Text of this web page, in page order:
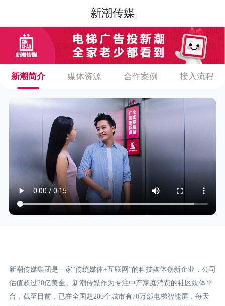
新潮传媒
新潮简介 媒体资源 合作案例 接入流程
新潮传媒集团是一家“传统媒体+互联网”的科技媒体创新企业，公司
估值超过20亿美金。新潮传媒作为专注中产家庭消费的社区媒体平
台，截至目前，已在全国超200个城市有70万部电梯智能屏，每天